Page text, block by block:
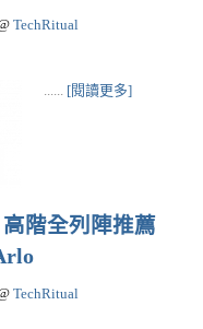
TechRitual
...... [閱讀更多]
高階全列陣推薦
TechRitual